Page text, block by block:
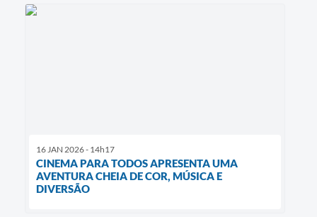
16 JAN 2026 - 14h17
CINEMA PARA TODOS APRESENTA UMA
AVENTURA CHEIA DE COR, MÚSICA E
DIVERSÃO